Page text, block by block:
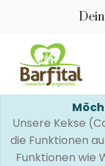
Unsere Kekse
die Funktionen
Funktionen wie